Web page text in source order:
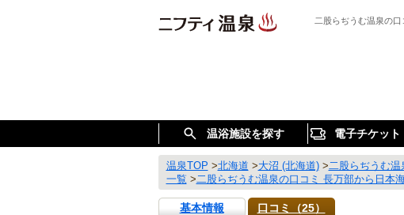
二股らぢうむ温泉の
温浴施設を探す 電子チケッ
温泉TOP >北海道 >大沼 (北海道)>二股らぢうむ温
一覧 >二股らぢうむ温泉の口コミ 長万部から日本
基本情報 口コミ（25）